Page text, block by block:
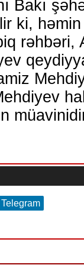
Bakı
ki,
rəhbəri,
Telegram